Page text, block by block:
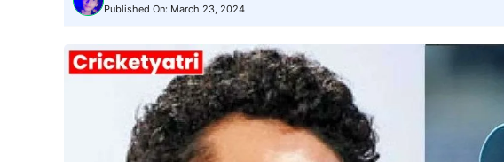
Published On: March 23, 2024